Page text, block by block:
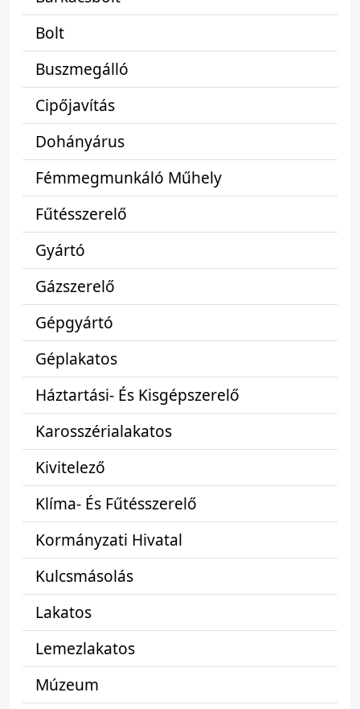
Bolt
Buszmegálló
Cipőjavítás
Dohányárus
Fémmegmunkáló Műhely
Fűtésszerelő
Gyártó
Gázszerelő
Gépgyártó
Géplakatos
Háztartási- És Kisgépszerelő
Karosszérialakatos
Kivitelező
Klíma- És Fűtésszerelő
Kormányzati Hivatal
Kulcsmásolás
Lakatos
Lemezlakatos
Múzeum